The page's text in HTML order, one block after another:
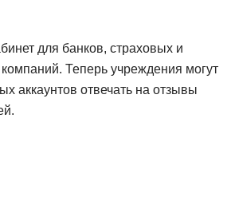
для банков, страховых и
Теперь учреждения могут
аккаунтов отвечать на отзывы